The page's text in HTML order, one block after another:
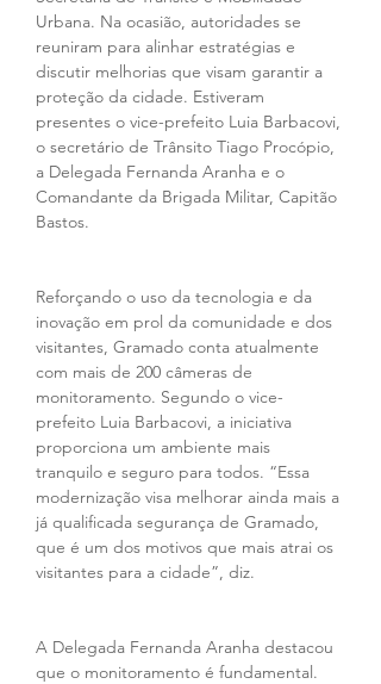
Urbana. Na ocasião, autoridades se
reuniram para alinhar estratégias e
discutir melhorias que visam garantir a
proteção da cidade. Estiveram
presentes o vice-prefeito Luia Barbacovi,
o secretário de Trânsito Tiago Procópio,
a Delegada Fernanda Aranha e o
Comandante da Brigada Militar, Capitão
Bastos.
Reforçando o uso da tecnologia e da
inovação em prol da comunidade e dos
visitantes, Gramado conta atualmente
com mais de 200 câmeras de
monitoramento. Segundo o vice-
prefeito Luia Barbacovi, a iniciativa
proporciona um ambiente mais
tranquilo e seguro para todos. “Essa
modernização visa melhorar ainda mais a
já qualificada segurança de Gramado,
que é um dos motivos que mais atrai os
visitantes para a cidade”, diz.
A Delegada Fernanda Aranha destacou
que o monitoramento é fundamental.